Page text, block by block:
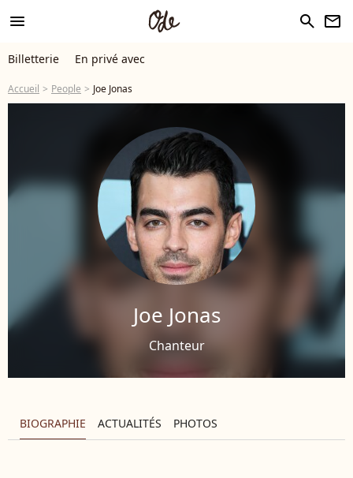
menu search newsletter
Billetterie En privé avec
Accueil People Joe Jonas
Joe Jonas
Chanteur
BIOGRAPHIE ACTUALITÉS PHOTOS